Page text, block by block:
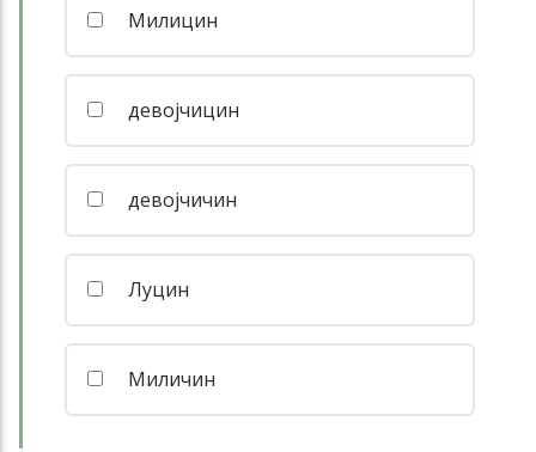
Милицин
девојчицин
девојчичин
Луцин
Миличин